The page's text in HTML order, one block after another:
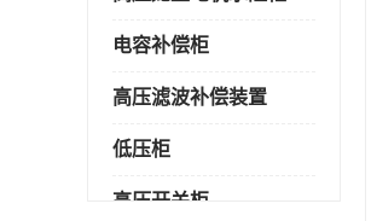
电容补偿柜
高压滤波补偿装置
低压柜
高压开关柜